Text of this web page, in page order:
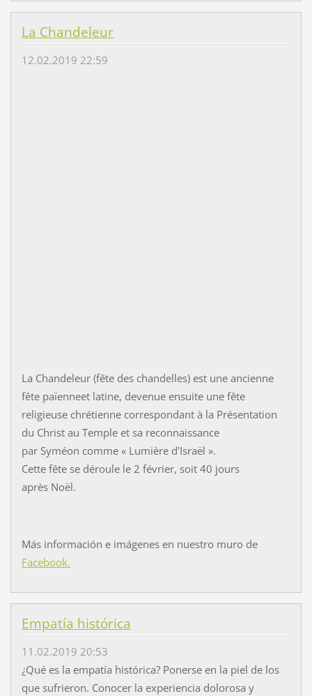
La Chandeleur
12.02.2019 22:59
La Chandeleur (fête des chandelles) est une ancienne
fête païenneet latine, devenue ensuite une fête
religieuse chrétienne correspondant à la Présentation
du Christ au Temple et sa reconnaissance
par Syméon comme « Lumière d'Israël ».
Cette fête se déroule le 2 février, soit 40 jours
après Noël.
Más información e imágenes en nuestro muro de
Facebook.
Empatía histórica
11.02.2019 20:53
¿Qué es la empatía histórica? Ponerse en la piel de los
que sufrieron. Conocer la experiencia dolorosa y